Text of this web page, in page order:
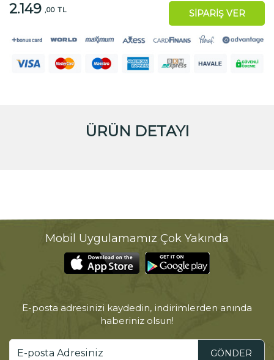
2.149 ,00 TL SİPARİŞ VER
ÜRÜN DETAYI
Mobil Uygulamamız Çok Yakında
E-posta adresinizi kaydedin, indirimlerden anında
haberiniz olsun!
GÖNDER